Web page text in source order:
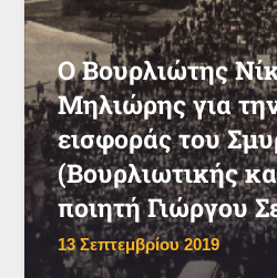
Ο Βουρλιώτης
Μηλιώρης για
εισφοράς του
(Βουρλιωτικής
ποιητή Γιώργου
13 Σεπτεμβρίου 2019